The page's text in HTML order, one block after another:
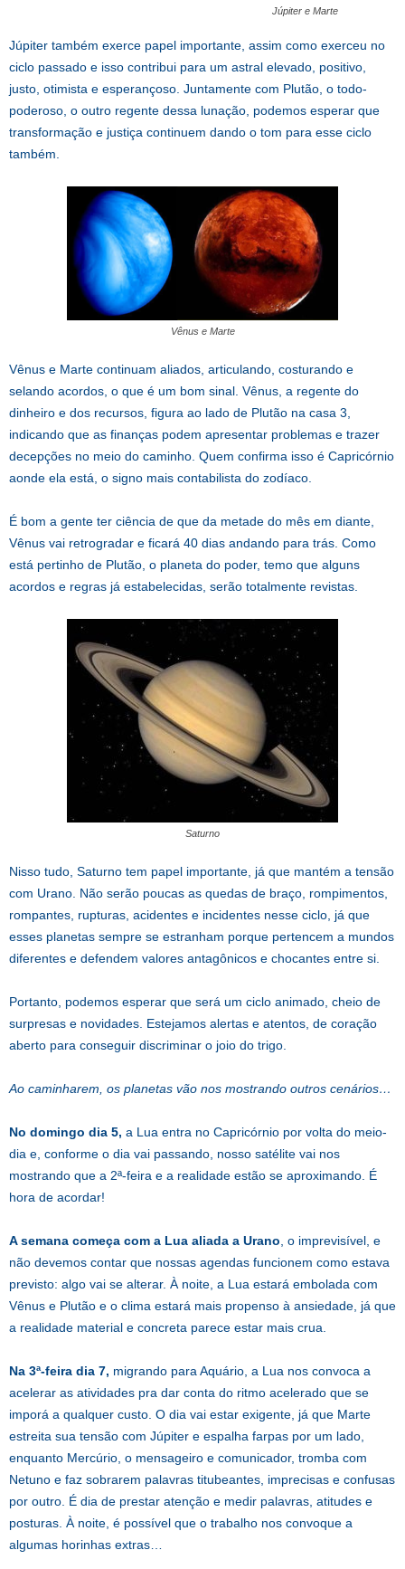
Júpiter e Marte
Júpiter também exerce papel importante, assim como exerceu no
ciclo passado e isso contribui para um astral elevado, positivo,
justo, otimista e esperançoso. Juntamente com Plutão, o todo-
poderoso, o outro regente dessa lunação, podemos esperar que
transformação e justiça continuem dando o tom para esse ciclo
também.
Vênus e Marte
Vênus e Marte continuam aliados, articulando, costurando e
selando acordos, o que é um bom sinal. Vênus, a regente do
dinheiro e dos recursos, figura ao lado de Plutão na casa 3,
indicando que as finanças podem apresentar problemas e trazer
decepções no meio do caminho. Quem confirma isso é Capricórnio
aonde ela está, o signo mais contabilista do zodíaco.
É bom a gente ter ciência de que da metade do mês em diante,
Vênus vai retrogradar e ficará 40 dias andando para trás. Como
está pertinho de Plutão, o planeta do poder, temo que alguns
acordos e regras já estabelecidas, serão totalmente revistas.
Saturno
Nisso tudo, Saturno tem papel importante, já que mantém a tensão
com Urano. Não serão poucas as quedas de braço, rompimentos,
rompantes, rupturas, acidentes e incidentes nesse ciclo, já que
esses planetas sempre se estranham porque pertencem a mundos
diferentes e defendem valores antagônicos e chocantes entre si.
Portanto, podemos esperar que será um ciclo animado, cheio de
surpresas e novidades. Estejamos alertas e atentos, de coração
aberto para conseguir discriminar o joio do trigo.
Ao caminharem, os planetas vão nos mostrando outros cenários…
No domingo dia 5, a Lua entra no Capricórnio por volta do meio-
dia e, conforme o dia vai passando, nosso satélite vai nos
mostrando que a 2ª-feira e a realidade estão se aproximando. É
hora de acordar!
A semana começa com a Lua aliada a Urano , o imprevisível, e
não devemos contar que nossas agendas funcionem como estava
previsto: algo vai se alterar. À noite, a Lua estará embolada com
Vênus e Plutão e o clima estará mais propenso à ansiedade, já que
a realidade material e concreta parece estar mais crua.
Na 3ª-feira dia 7, migrando para Aquário, a Lua nos convoca a
acelerar as atividades pra dar conta do ritmo acelerado que se
imporá a qualquer custo. O dia vai estar exigente, já que Marte
estreita sua tensão com Júpiter e espalha farpas por um lado,
enquanto Mercúrio, o mensageiro e comunicador, tromba com
Netuno e faz sobrarem palavras titubeantes, imprecisas e confusas
por outro. É dia de prestar atenção e medir palavras, atitudes e
posturas. À noite, é possível que o trabalho nos convoque a
algumas horinhas extras…